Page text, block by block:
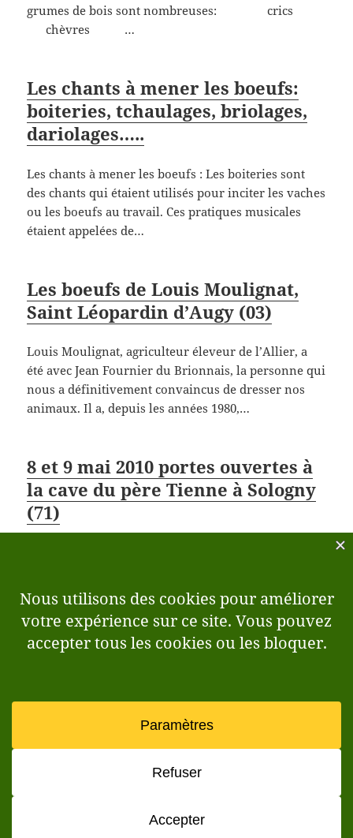
grumes de bois sont nombreuses: crics
chèvres …
Les chants à mener les boeufs:
boiteries, tchaulages, briolages,
dariolages…..
Les chants à mener les boeufs : Les boiteries sont
des chants qui étaient utilisés pour inciter les vaches
ou les boeufs au travail. Ces pratiques musicales
étaient appelées de…
Les boeufs de Louis Moulignat,
Saint Léopardin d’Augy (03)
Louis Moulignat, agriculteur éleveur de l’Allier, a
été avec Jean Fournier du Brionnais, la personne qui
nous a définitivement convaincus de dresser nos
animaux. Il a, depuis les années 1980,…
8 et 9 mai 2010 portes ouvertes à
la cave du père Tienne à Sologny
(71)
des deux journées portes ouvertes de leur cave.
Passionnés par leur métier, ils présentaient leurs
productions…
ALLER
© 2026 Attelages bovins d'aujourd'hui